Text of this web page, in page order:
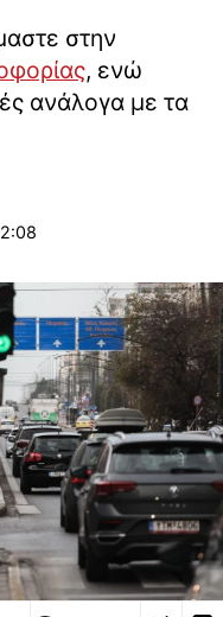
στην
, ενώ
ανάλογα με τα